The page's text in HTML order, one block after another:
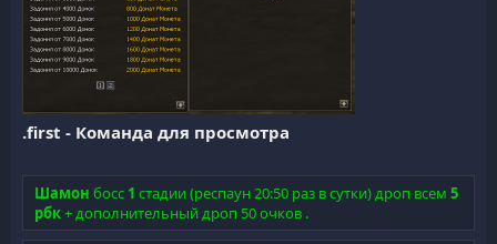
.first - Команда для просмотра
Шамон босс 1 стадии (респаун 20:50 раз в сутки) дроп всем 5
рбк+ дополнительный дроп 50 очков .